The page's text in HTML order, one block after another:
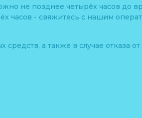
не позднее четырёх часов до
часов - свяжитесь с нашим
а также в случае отказа от